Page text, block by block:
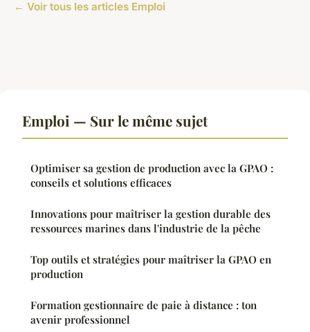
← Voir tous les articles Emploi
Emploi — Sur le même sujet
Optimiser sa gestion de production avec la GPAO :
conseils et solutions efficaces
Innovations pour maîtriser la gestion durable des
ressources marines dans l'industrie de la pêche
Top outils et stratégies pour maîtriser la GPAO en
production
Formation gestionnaire de paie à distance : ton
avenir professionnel